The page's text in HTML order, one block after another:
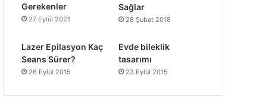
Gerekenler
27 Eylül 2021
Sağlar
28 Şubat 2018
Lazer Epilasyon Kaç
Seans Sürer?
26 Eylül 2015
Evde bileklik
tasarımı
23 Eylül 2015